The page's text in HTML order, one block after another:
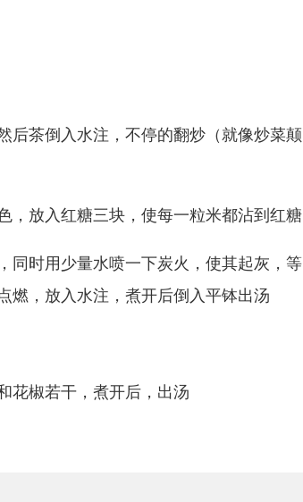
后茶倒入水注，不停的翻炒（就像炒菜颠
，放入红糖三块，使每一粒米都沾到红糖
同时用少量水喷一下炭火，使其起灰，等
燃，放入水注，煮开后倒入平钵出汤
花椒若干，煮开后，出汤